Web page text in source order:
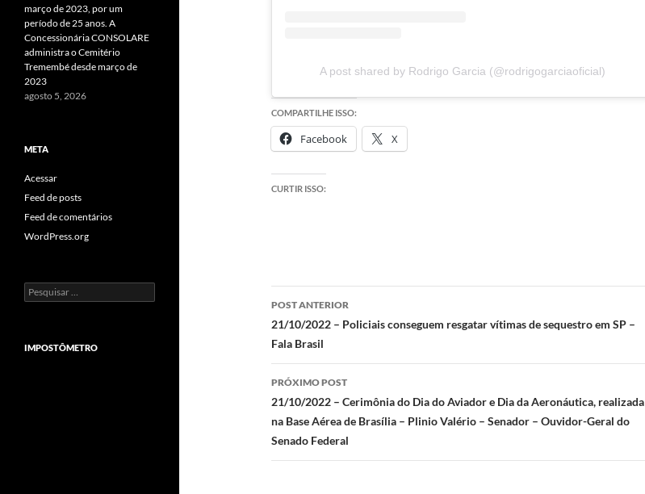
A post shared by Rodrigo Garcia (@rodrigogarciaoficial)
COMPARTILHE ISSO:
Facebook X
CURTIR ISSO:
Navegação
de
posts
POST ANTERIOR
21/10/2022 – Policiais conseguem resgatar vítimas de sequestro em SP –
Fala Brasil
PRÓXIMO POST
21/10/2022 – Cerimônia do Dia do Aviador e Dia da Aeronáutica, realizada
na Base Aérea de Brasília – Plinio Valério – Senador – Ouvidor-Geral do
Senado Federal
março de 2023, por um
período de 25 anos. A
Concessionária CONSOLARE
administra o Cemitério
Tremembé desde março de
2023
agosto 5, 2026
META
Acessar
Feed de posts
Feed de comentários
WordPress.org
Pesquisar
por:
IMPOSTÔMETRO